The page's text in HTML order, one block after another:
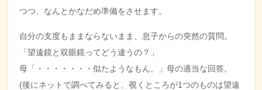
つつ、なんとかなだめ準備をさせます。
自分の支度もままならないまま、息子からの突然の質問。
「望遠鏡と双眼鏡ってどう違うの？」
母「・・・・・・・似たようなもん。」母の適当な回答。
(後にネットで調べてみると、覗くところが1つのものは望遠